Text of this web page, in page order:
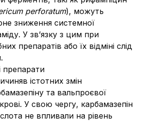
perforatum), можуть
зниження системної
У зв’язку з цим при
препаратів або їх відміні слід
препарати
істотних змін
та вальпроєвої
У свою чергу, карбамазепін
не впливали на рівень